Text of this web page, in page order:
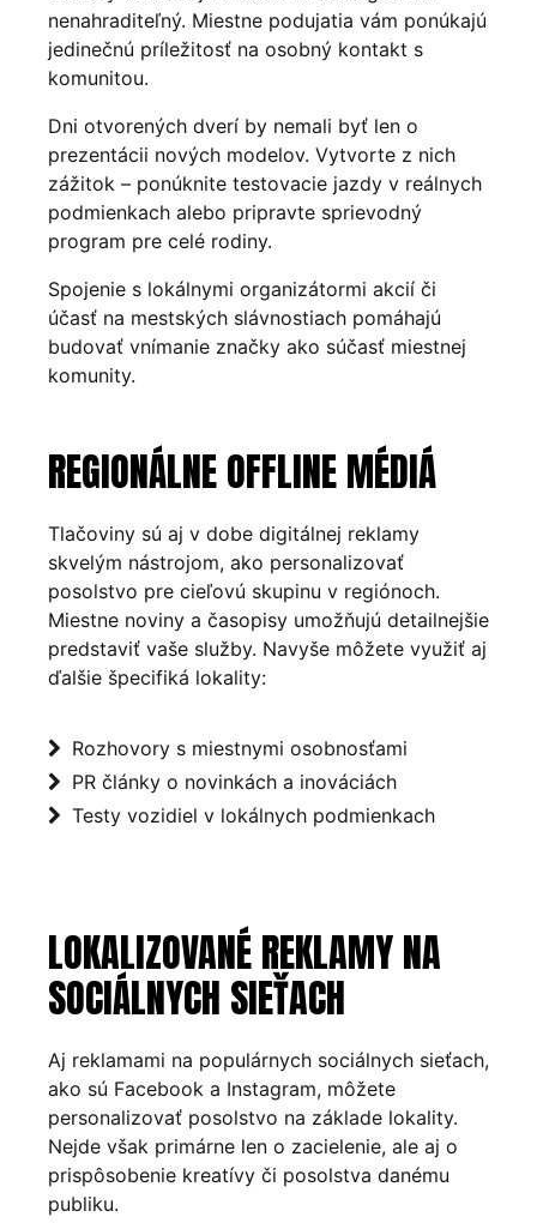
nenahraditeľný. Miestne podujatia vám ponúkajú
jedinečnú príležitosť na osobný kontakt s
komunitou.
Dni otvorených dverí by nemali byť len o
prezentácii nových modelov. Vytvorte z nich
zážitok – ponúknite testovacie jazdy v reálnych
podmienkach alebo pripravte sprievodný
program pre celé rodiny.
Spojenie s lokálnymi organizátormi akcií či
účasť na mestských slávnostiach pomáhajú
budovať vnímanie značky ako súčasť miestnej
komunity.
REGIONÁLNE OFFLINE MÉDIÁ
Tlačoviny sú aj v dobe digitálnej reklamy
skvelým nástrojom, ako personalizovať
posolstvo pre cieľovú skupinu v regiónoch.
Miestne noviny a časopisy umožňujú detailnejšie
predstaviť vaše služby. Navyše môžete využiť aj
ďalšie špecifiká lokality:
Rozhovory s miestnymi osobnosťami
PR články o novinkách a inováciách
Testy vozidiel v lokálnych podmienkach
LOKALIZOVANÉ REKLAMY NA
SOCIÁLNYCH SIEŤACH
Aj reklamami na populárnych sociálnych sieťach,
ako sú Facebook a Instagram, môžete
personalizovať posolstvo na základe lokality.
Nejde však primárne len o zacielenie, ale aj o
prispôsobenie kreatívy či posolstva danému
publiku.